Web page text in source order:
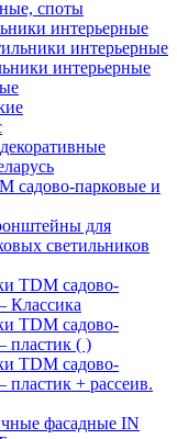
споты
интерьерные
интерьерные
интерьерные
садово-парковые и
для
светильников
TDM садово-
Классика
TDM садово-
пластик ( )
TDM садово-
+ рассеив.
фасадные IN